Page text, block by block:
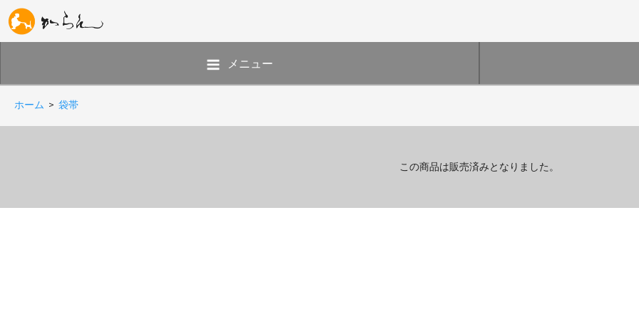
メニュー
ホーム > 袋帯
この商品は販売済みとなりました。